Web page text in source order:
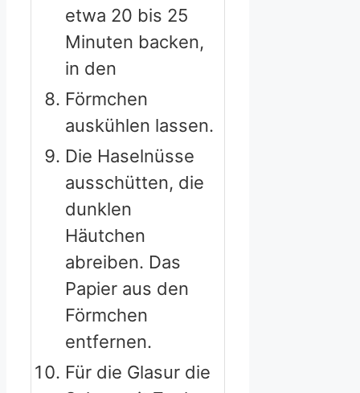
etwa 20 bis 25
Minuten backen,
in den
Förmchen
auskühlen lassen.
Die Haselnüsse
ausschütten, die
dunklen
Häutchen
abreiben. Das
Papier aus den
Förmchen
entfernen.
Für die Glasur die